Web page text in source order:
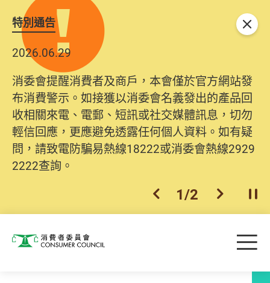
特別通告
2026.06.29
消委會提醒消費者及商戶，本會僅於官方網站發
布消費警示。如接獲以消委會名義發出的產品回
收相關來電、電郵、短訊或社交媒體訊息，切勿
輕信回應，更應避免透露任何個人資料。如有疑
問，請致電防騙易熱線18222或消委會熱線2929
2222查詢。
上一個
1/2 下一個開
關閉
消費者委員會 目